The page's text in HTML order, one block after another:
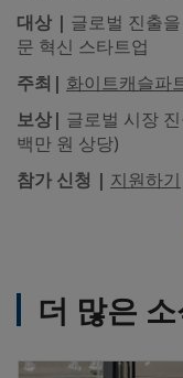
대상 | 글로벌 진출
문 혁신 스타트업
주최| 화이트캐슬파
보상| 글로벌 시장
백만 원 상당)
참가 신청 | 지원하기
더 많은 소